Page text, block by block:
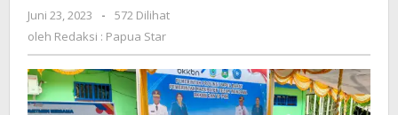
Manusia
Berkualitas
Juni 23, 2023
oleh
Redaksi
Star
-
572 Dilihat
oleh Redaksi : Papua Star